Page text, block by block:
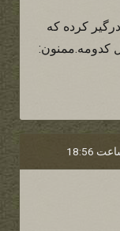
کرده که
کدومه.ممنون: